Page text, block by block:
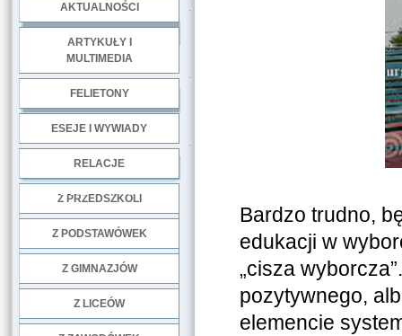
AKTUALNOŚCI
ARTYKUŁY I
MULTIMEDIA
FELIETONY
ESEJE I WYWIADY
RELACJE
Z PRZEDSZKOLI
Z PODSTAWÓWEK
Z GIMNAZJÓW
Z LICEÓW
Bardzo trudno,
edukacji w
„cisza
pozytywnego,
elemencie